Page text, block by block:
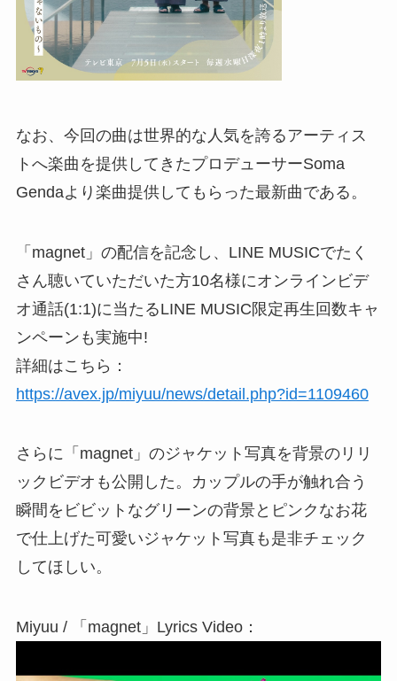
なお、今回の曲は世界的な人気を誇るアーティス
トへ楽曲を提供してきたプロデューサーSoma
Gendaより楽曲提供してもらった最新曲である。
「magnet」の配信を記念し、LINE MUSICでたく
さん聴いていただいた方10名様にオンラインビデ
オ通話(1:1)に当たるLINE MUSIC限定再生回数キャ
ンペーンも実施中!
詳細はこちら：
https://avex.jp/miyuu/news/detail.php?id=1109460
さらに「magnet」のジャケット写真を背景のリリ
ックビデオも公開した。カップルの手が触れ合う
瞬間をビビットなグリーンの背景とピンクなお花
で仕上げた可愛いジャケット写真も是非チェック
してほしい。
Miyuu / 「magnet」Lyrics Video：